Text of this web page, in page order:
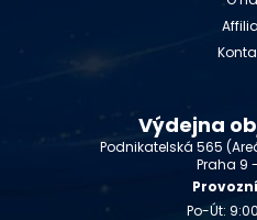
Výdejna
Podnikatelská 565
Praha 9 -
Po-Út: